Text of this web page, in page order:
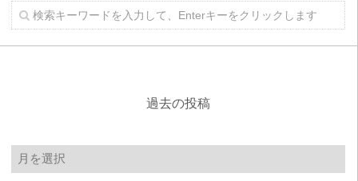
過去の投稿
去